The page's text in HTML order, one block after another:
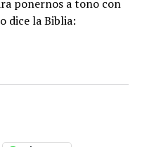
ponernos a tono con
dice la Biblia: